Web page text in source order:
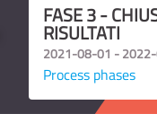
FASE 3 -
RISULTATI
2021-08-01 -
Process phases